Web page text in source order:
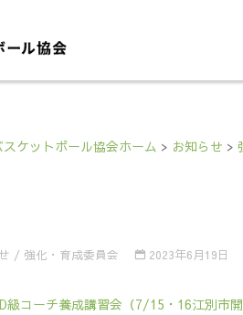
ケットボール協会ホーム > お知らせ >
/ 強化・育成委員会 2023年6月19日
D級コーチ養成講習会（7/15・16江別市開